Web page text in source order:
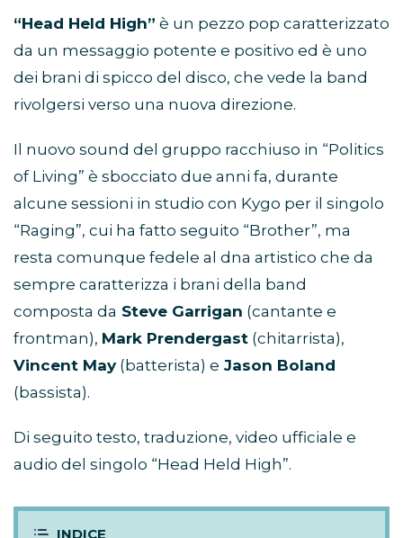
“Head Held High” è un pezzo pop caratterizzato
da un messaggio potente e positivo ed è uno
dei brani di spicco del disco, che vede la band
rivolgersi verso una nuova direzione.
Il nuovo sound del gruppo racchiuso in “Politics
of Living” è sbocciato due anni fa, durante
alcune sessioni in studio con Kygo per il singolo
“Raging”, cui ha fatto seguito “Brother”, ma
resta comunque fedele al dna artistico che da
sempre caratterizza i brani della band
composta da Steve Garrigan (cantante e
frontman), Mark Prendergast (chitarrista),
Vincent May(batterista) e Jason Boland
(bassista).
Di seguito testo, traduzione, video ufficiale e
audio del singolo “Head Held High”.